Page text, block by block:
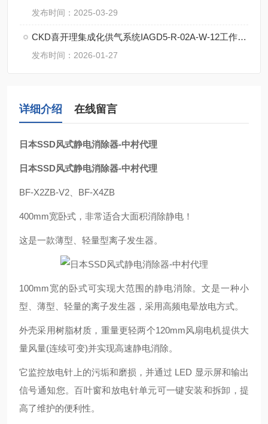
发布时间：2025-03-29
CKD喜开理集成化供气系统IAGD5-R-02A-W-12工作原理
发布时间：2026-01-27
详细介绍 在线留言
日本SSD风式静电消除器-中村代理
日本SSD风式静电消除器-中村代理
BF-X2ZB-V2、BF-X4ZB
400mm宽卧式，非常适合大面积消除静电！
这是一款薄型、轻量型离子发生器。
100mm宽的卧式可实现大范围的静电消除。文是一种小
型、薄型、轻量的离子发生器，采用高频电晕放电方式。
外壳采用树脂材质，重量更轻两个120mm风扇电机提供大
量风量(连续可变)并实现高速静电消除。
它监控放电针上的污垢和磨损，并通过 LED 显示屏和输出
信号通知您。百叶窗和放电针单元可一键安装和拆卸，提
高了维护的便利性。